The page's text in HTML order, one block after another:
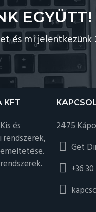
EGYÜTT!
és mi
KFT
és
2475
Get
+36